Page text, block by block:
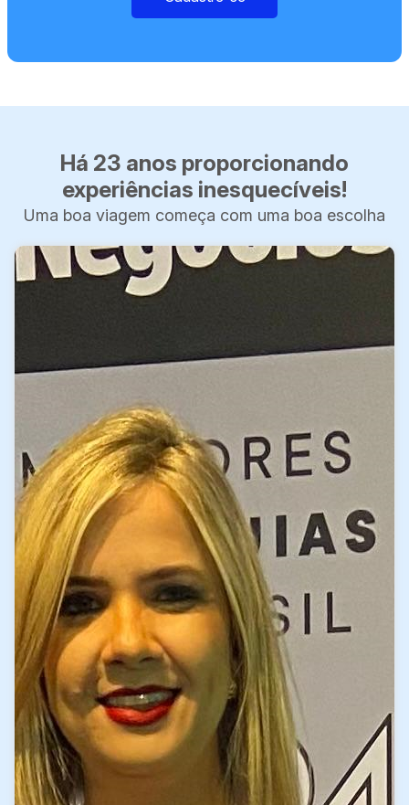
Há 23 anos proporcionando
experiências inesquecíveis!
Uma boa viagem começa com uma boa escolha